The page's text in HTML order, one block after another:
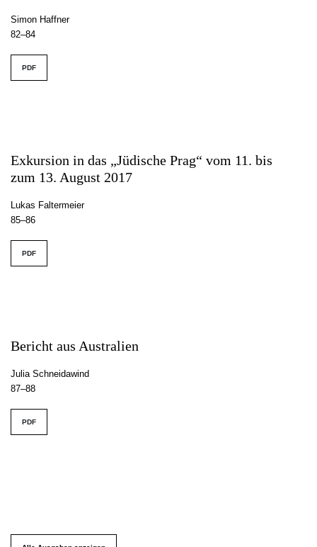
Simon Haffner
82–84
PDF
Exkursion in das „Jüdische Prag“ vom 11. bis
zum 13. August 2017
Lukas Faltermeier
85–86
PDF
Bericht aus Australien
Julia Schneidawind
87–88
PDF